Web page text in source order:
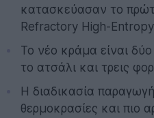
κατασκεύασαν το
Refractory High-
Το νέο κράμα είναι
το ατσάλι και τρεις
Η διαδικασία
θερμοκρασίες και πιο